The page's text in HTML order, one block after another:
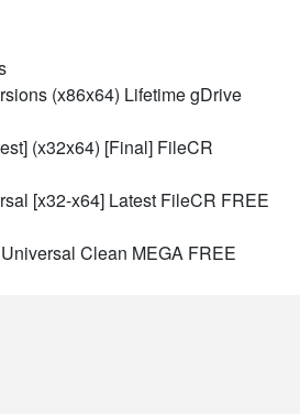
(x86x64) Lifetime gDrive
(x32x64) [Final] FileCR
[x32-x64] Latest FileCR FREE
Clean MEGA FREE